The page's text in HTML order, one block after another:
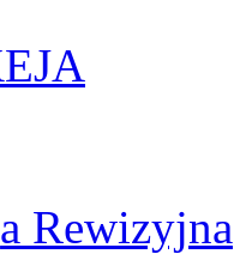
Rewizyjna